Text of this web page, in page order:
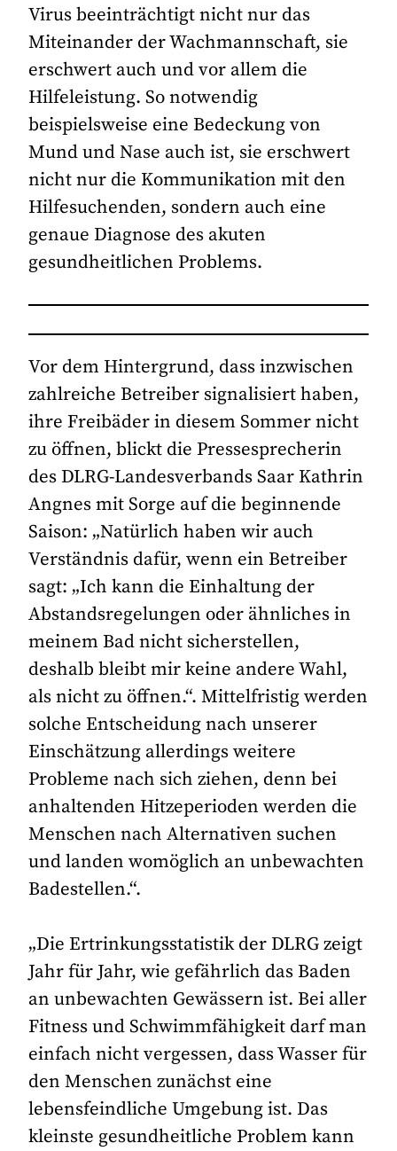
Virus beeinträchtigt nicht nur das
Miteinander der Wachmannschaft, sie
erschwert auch und vor allem die
Hilfeleistung. So notwendig
beispielsweise eine Bedeckung von
Mund und Nase auch ist, sie erschwert
nicht nur die Kommunikation mit den
Hilfesuchenden, sondern auch eine
genaue Diagnose des akuten
gesundheitlichen Problems.
Vor dem Hintergrund, dass inzwischen
zahlreiche Betreiber signalisiert haben,
ihre Freibäder in diesem Sommer nicht
zu öffnen, blickt die Pressesprecherin
des DLRG-Landesverbands Saar Kathrin
Angnes mit Sorge auf die beginnende
Saison: „Natürlich haben wir auch
Verständnis dafür, wenn ein Betreiber
sagt: „Ich kann die Einhaltung der
Abstandsregelungen oder ähnliches in
meinem Bad nicht sicherstellen,
deshalb bleibt mir keine andere Wahl,
als nicht zu öffnen.“. Mittelfristig werden
solche Entscheidung nach unserer
Einschätzung allerdings weitere
Probleme nach sich ziehen, denn bei
anhaltenden Hitzeperioden werden die
Menschen nach Alternativen suchen
und landen womöglich an unbewachten
Badestellen.“.
„Die Ertrinkungsstatistik der DLRG zeigt
Jahr für Jahr, wie gefährlich das Baden
an unbewachten Gewässern ist. Bei aller
Fitness und Schwimmfähigkeit darf man
einfach nicht vergessen, dass Wasser für
den Menschen zunächst eine
lebensfeindliche Umgebung ist. Das
kleinste gesundheitliche Problem kann